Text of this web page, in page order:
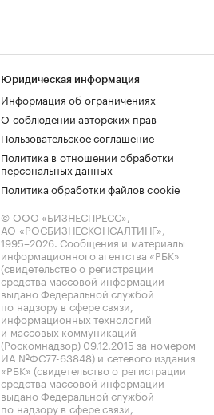
Юридическая информация
Информация об ограничениях
О соблюдении авторских прав
Пользовательское соглашение
Политика в отношении обработки
персональных данных
Политика обработки файлов cookie
© ООО «БИЗНЕСПРЕСС»,
АО «РОСБИЗНЕСКОНСАЛТИНГ»,
1995–2026. Сообщения и материалы
информационного агентства «РБК»
(свидетельство о регистрации
средства массовой информации
выдано Федеральной службой
по надзору в сфере связи,
информационных технологий
и массовых коммуникаций
(Роскомнадзор) 09.12.2015 за номером
ИА №ФС77-63848) и сетевого издания
«РБК» (свидетельство о регистрации
средства массовой информации
выдано Федеральной службой
по надзору в сфере связи,